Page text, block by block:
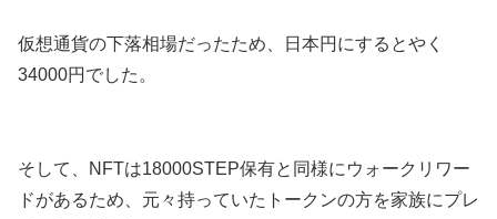
仮想通貨の下落相場だったため、日本円にするとやく
34000円でした。
そして、NFTは18000STEP保有と同様にウォークリワー
ドがあるため、元々持っていたトークンの方を家族にプレ